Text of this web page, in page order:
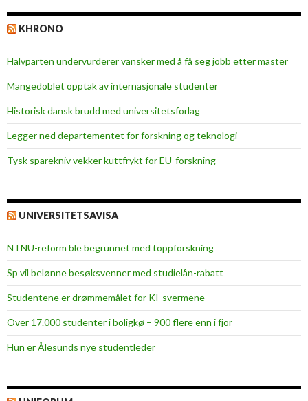
KHRONO
Halvparten undervurderer vansker med å få seg jobb etter master
Mangedoblet opptak av internasjonale studenter
Historisk dansk brudd med universitetsforlag
Legger ned departementet for forskning og teknologi
Tysk sparekniv vekker kuttfrykt for EU-forskning
UNIVERSITETSAVISA
NTNU-reform ble begrunnet med toppforskning
Sp vil belønne besøksvenner med studielån-rabatt
Studentene er drømmemålet for KI-svermene
Over 17.000 studenter i boligkø – 900 flere enn i fjor
Hun er Ålesunds nye studentleder